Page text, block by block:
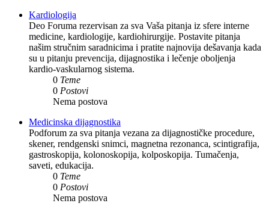
Kardiologija
Deo Foruma rezervisan za sva Vaša pitanja iz sfere interne
medicine, kardiologije, kardiohirurgije. Postavite pitanja
našim stručnim saradnicima i pratite najnovija dešavanja kada
su u pitanju prevencija, dijagnostika i lečenje oboljenja
kardio-vaskularnog sistema.
0 Teme
0 Postovi
Nema postova
Medicinska dijagnostika
Podforum za sva pitanja vezana za dijagnostičke procedure,
skener, rendgenski snimci, magnetna rezonanca, scintigrafija,
gastroskopija, kolonoskopija, kolposkopija. Tumačenja,
saveti, edukacija.
0 Teme
0 Postovi
Nema postova